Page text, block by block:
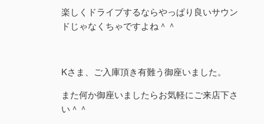
楽しくドライブするならやっぱり良いサウン
ドじゃなくちゃですよね＾＾
Kさま、ご入庫頂き有難う御座いました。
また何か御座いましたらお気軽にご来店下さ
い＾＾